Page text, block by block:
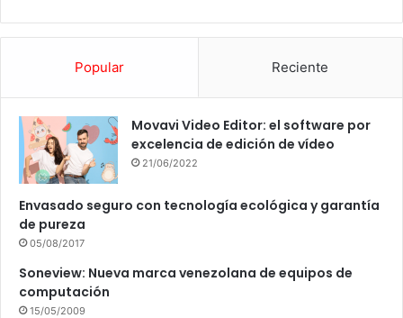
Popular Reciente
Movavi Video Editor: el software por
excelencia de edición de vídeo
21/06/2022
Envasado seguro con tecnología ecológica y garantía
de pureza
05/08/2017
Soneview: Nueva marca venezolana de equipos de
computación
15/05/2009